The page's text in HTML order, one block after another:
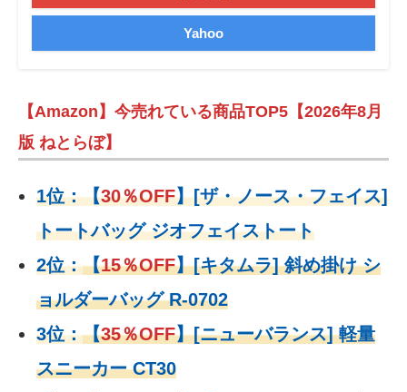
Yahoo
【Amazon】今売れている商品TOP5【2026年8月
版 ねとらぼ】
1位：【30％OFF】[ザ・ノース・フェイス]
トートバッグ ジオフェイストート
2位：【15％OFF】[キタムラ] 斜め掛け シ
ョルダーバッグ R-0702
3位：【35％OFF】[ニューバランス] 軽量
スニーカー CT30